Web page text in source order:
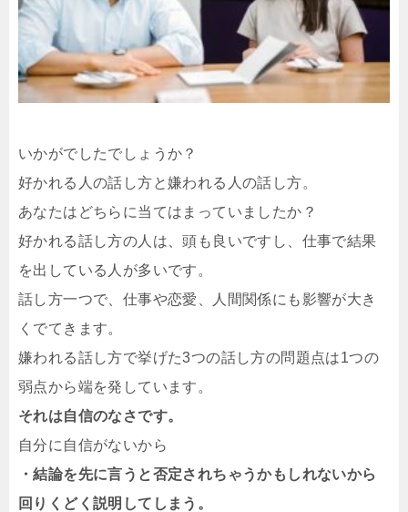
いかがでしたでしょうか？
好かれる人の話し方と嫌われる人の話し方。
あなたはどちらに当てはまっていましたか？
好かれる話し方の人は、頭も良いですし、仕事で結果
を出している人が多いです。
話し方一つで、仕事や恋愛、人間関係にも影響が大き
くでてきます。
嫌われる話し方で挙げた3つの話し方の問題点は1つの
弱点から端を発しています。
それは自信のなさです。
自分に自信がないから
・結論を先に言うと否定されちゃうかもしれないから
回りくどく説明してしまう。